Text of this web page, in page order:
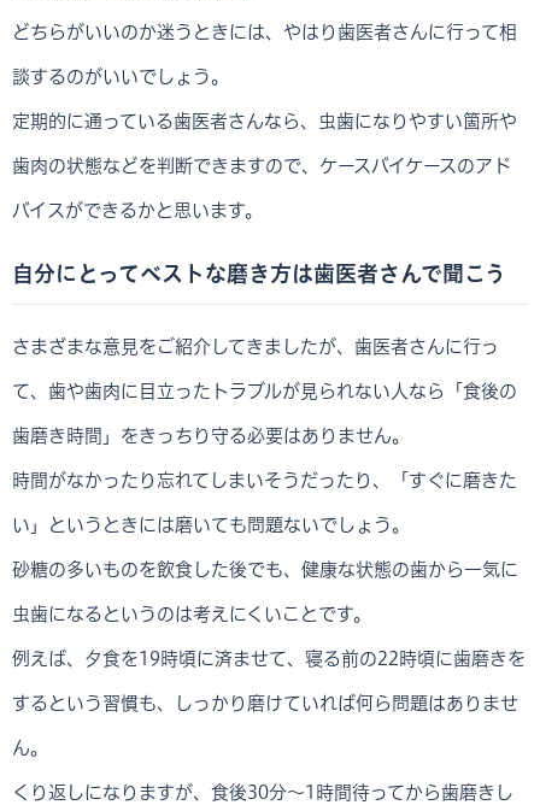
どちらがいいのか迷うときには、やはり歯医者さんに行って相
談するのがいいでしょう。
定期的に通っている歯医者さんなら、虫歯になりやすい箇所や
歯肉の状態などを判断できますので、ケースバイケースのアド
バイスができるかと思います。
自分にとってベストな磨き方は歯医者さんで聞こう
さまざまな意見をご紹介してきましたが、歯医者さんに行っ
て、歯や歯肉に目立ったトラブルが見られない人なら「食後の
歯磨き時間」をきっちり守る必要はありません。
時間がなかったり忘れてしまいそうだったり、「すぐに磨きた
い」というときには磨いても問題ないでしょう。
砂糖の多いものを飲食した後でも、健康な状態の歯から一気に
虫歯になるというのは考えにくいことです。
例えば、夕食を19時頃に済ませて、寝る前の22時頃に歯磨きを
するという習慣も、しっかり磨けていれば何ら問題はありませ
ん。
くり返しになりますが、食後30分～1時間待ってから歯磨きし